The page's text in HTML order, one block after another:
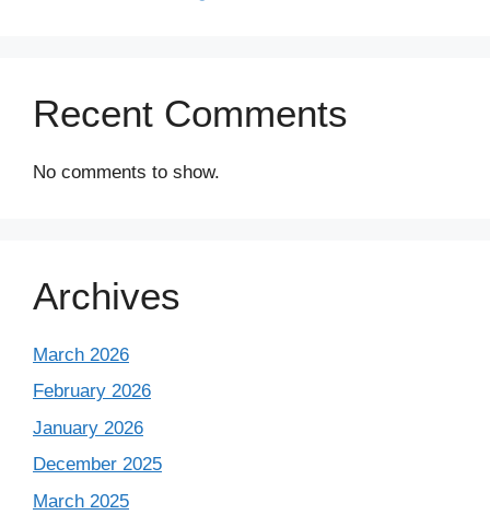
Recent Comments
No comments to show.
Archives
March 2026
February 2026
January 2026
December 2025
March 2025